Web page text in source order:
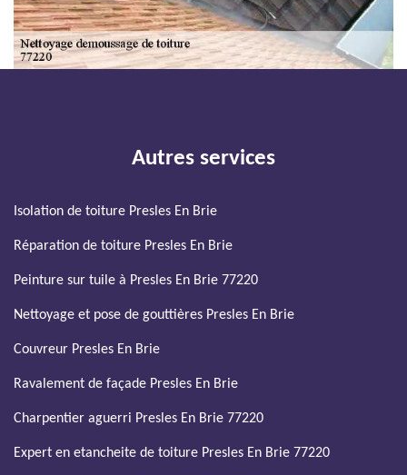
Autres services
Isolation de toiture Presles En Brie
Réparation de toiture Presles En Brie
Peinture sur tuile à Presles En Brie 77220
Nettoyage et pose de gouttières Presles En Brie
Couvreur Presles En Brie
Ravalement de façade Presles En Brie
Charpentier aguerri Presles En Brie 77220
Expert en etancheite de toiture Presles En Brie 77220